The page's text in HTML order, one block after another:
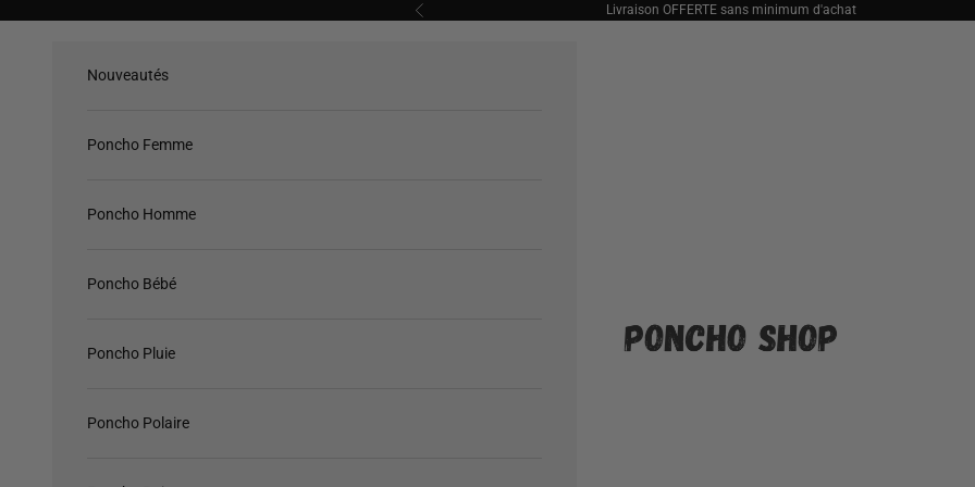
Précédent Livraison OFFERTE sans minimum d'achat
Nouveautés
Poncho Femme
Poncho Homme
Poncho Bébé
Poncho Pluie
Poncho Polaire